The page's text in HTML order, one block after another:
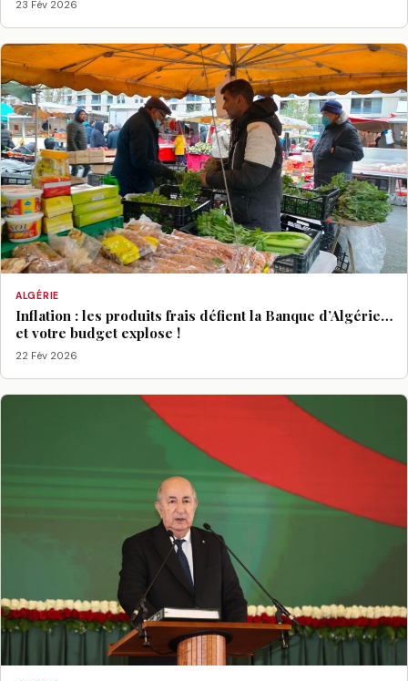
23 Fév 2026
ALGÉRIE
Inflation : les produits frais défient la Banque d’Algérie…
et votre budget explose !
22 Fév 2026